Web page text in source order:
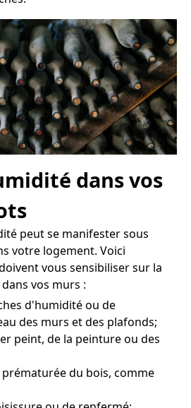
dans vos
peut se manifester sous
votre logement. Voici
vous sensibiliser sur la
vos murs :
d'humidité ou de
des murs et des plafonds;
peint, de la peinture ou des
du bois, comme